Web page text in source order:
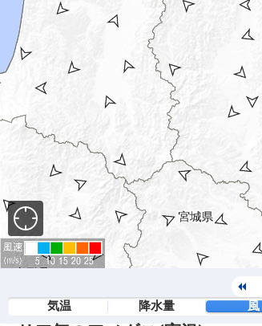
気温
降水量 風